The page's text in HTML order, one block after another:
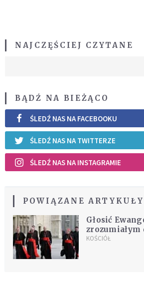
NAJCZĘŚCIEJ CZYTANE
BĄDŹ NA BIEŻĄCO
ŚLEDŹ NAS NA FACEBOOKU
ŚLEDŹ NAS NA TWITTERZE
ŚLEDŹ NAS NA INSTAGRAMIE
POWIĄZANE ARTYKUŁY
Głosić
zrozumiałym
KOŚCIÓŁ